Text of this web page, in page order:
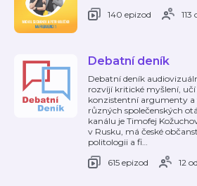
140 epizod
Debatní deník
Debatní deník
rozvíjí kritické myšlení,
konzistentní argumenty a
různých společenských
kanálu je Timofej
v Rusku, má české
politologii a fi…
615 epizod
12